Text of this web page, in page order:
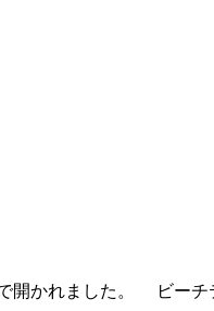
かれました。 ビー